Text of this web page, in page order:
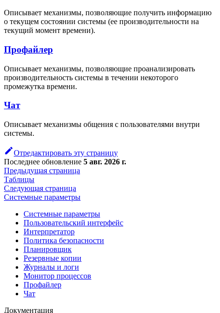
Описывает механизмы, позволяющие получить информацию
о текущем состоянии системы (ее производительности на
текущий момент времени).
Профайлер
Описывает механизмы, позволяющие проанализировать
производительность системы в течении некоторого
промежутка времени.
Чат
Описывает механизмы общения с пользователями внутри
системы.
Отредактировать эту страницу
Последнее обновление 5 авг. 2026 г.
Предыдущая страница
Таблицы
Следующая страница
Системные параметры
Системные параметры
Пользовательский интерфейс
Интерпретатор
Политика безопасности
Планировщик
Резервные копии
Журналы и логи
Монитор процессов
Профайлер
Чат
Документация